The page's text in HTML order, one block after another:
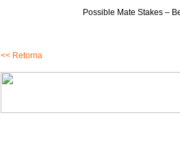
Possible Mate Stakes –
<< Retorna